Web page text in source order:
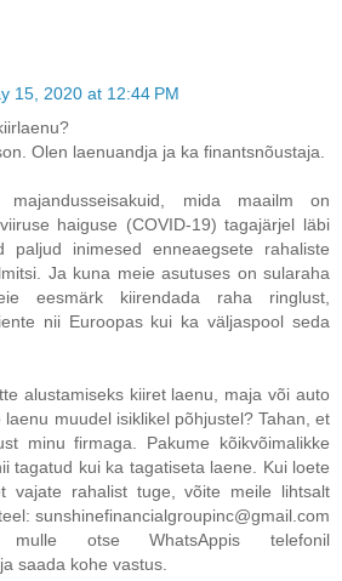
15, 2020 at 12:44 PM
Olen laenuandja ja ka finantsnõustaja.
majandusseisakuid, mida maailm on
haiguse (COVID-19) tagajärjel läbi
paljud inimesed enneaegsete rahaliste
Ja kuna meie asutuses on sularaha
eesmärk kiirendada raha ringlust,
nii Euroopas kui ka väljaspool seda
alustamiseks kiiret laenu, maja või auto
muudel isiklikel põhjustel? Tahan, et
minu firmaga. Pakume kõikvõimalikke
tagatud kui ka tagatiseta laene. Kui loete
vajate rahalist tuge, võite meile lihtsalt
sunshinefinancialgroupinc@gmail.com
otse WhatsAppis telefonil
saada kohe vastus.